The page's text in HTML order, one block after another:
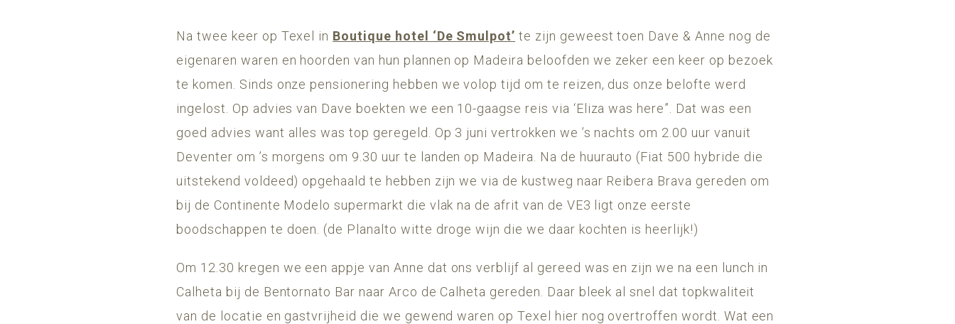
Na twee keer op Texel in Boutique hotel ‘De Smulpot’ te zijn geweest toen Dave & Anne nog de
eigenaren waren en hoorden van hun plannen op Madeira beloofden we zeker een keer op bezoek
te komen. Sinds onze pensionering hebben we volop tijd om te reizen, dus onze belofte werd
ingelost. Op advies van Dave boekten we een 10-gaagse reis via ‘Eliza was here”. Dat was een
goed advies want alles was top geregeld. Op 3 juni vertrokken we ’s nachts om 2.00 uur vanuit
Deventer om ’s morgens om 9.30 uur te landen op Madeira. Na de huurauto (Fiat 500 hybride die
uitstekend voldeed) opgehaald te hebben zijn we via de kustweg naar Reibera Brava gereden om
bij de Continente Modelo supermarkt die vlak na de afrit van de VE3 ligt onze eerste
boodschappen te doen. (de Planalto witte droge wijn die we daar kochten is heerlijk!)
Om 12.30 kregen we een appje van Anne dat ons verblijf al gereed was en zijn we na een lunch in
Calheta bij de Bentornato Bar naar Arco de Calheta gereden. Daar bleek al snel dat topkwaliteit
van de locatie en gastvrijheid die we gewend waren op Texel hier nog overtroffen wordt. Wat een